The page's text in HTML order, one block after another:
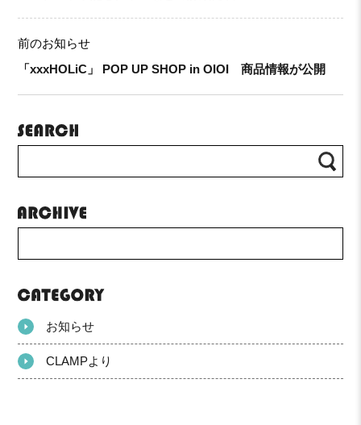
前のお知らせ
「xxxHOLiC」 POP UP SHOP in OIOI 商品情報が公開
お知らせ
CLAMPより